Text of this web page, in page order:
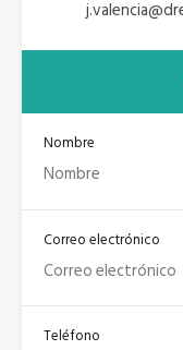
Nombre
Correo electrónico
Teléfono